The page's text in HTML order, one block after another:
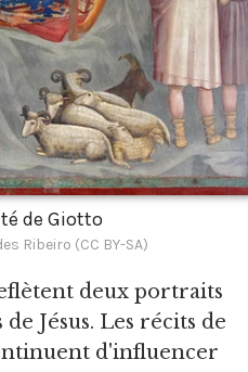
de Giotto
Ribeiro (CC BY-SA)
deux portraits
Jésus. Les récits de
d'influencer